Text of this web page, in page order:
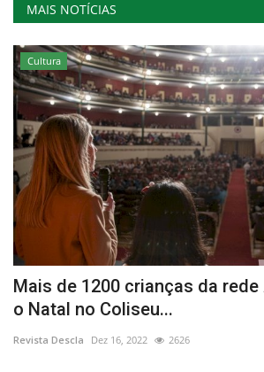
MAIS NOTÍCIAS
Cultura
Mais de 1200 crianças da rede
o Natal no Coliseu...
Revista Descla Dez 16, 2022 2626